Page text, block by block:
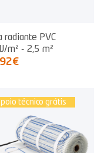
radiante PVC
m² - 2,5 m²
técnico grátis